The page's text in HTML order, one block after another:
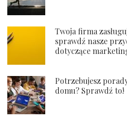
Twoja firma
sprawdź nasze
dotyczące
Potrzebujesz
domu? Sprawdź to!